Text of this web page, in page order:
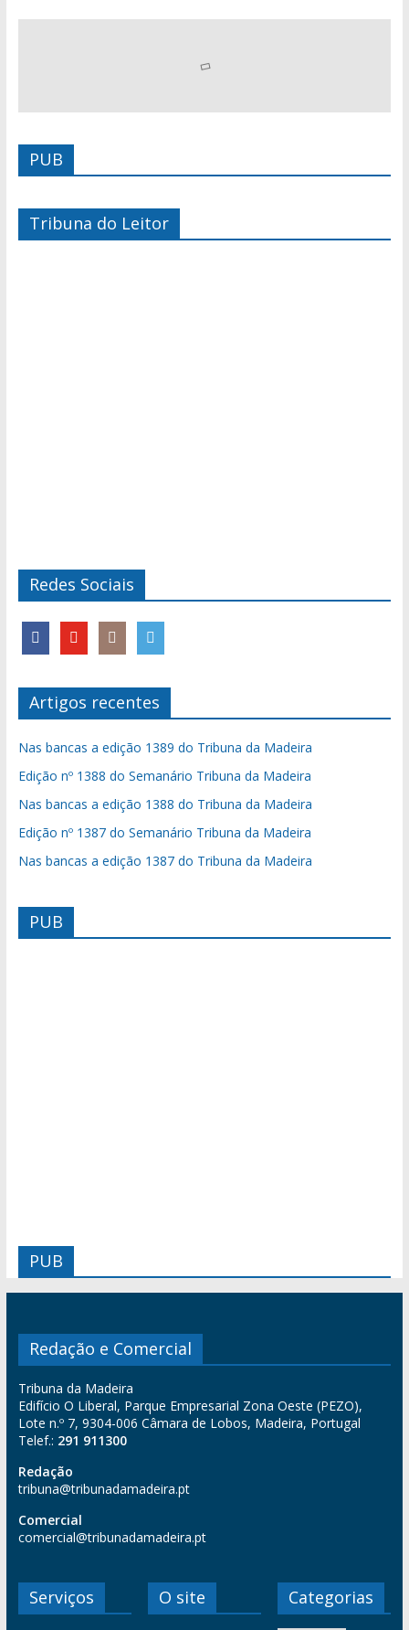
PUB
Tribuna do Leitor
Redes Sociais
Artigos recentes
Nas bancas a edição 1389 do Tribuna da Madeira
Edição nº 1388 do Semanário Tribuna da Madeira
Nas bancas a edição 1388 do Tribuna da Madeira
Edição nº 1387 do Semanário Tribuna da Madeira
Nas bancas a edição 1387 do Tribuna da Madeira
PUB
PUB
Redação e Comercial
Tribuna da Madeira
Edifício O Liberal, Parque Empresarial Zona Oeste (PEZO),
Lote n.º 7, 9304-006 Câmara de Lobos, Madeira, Portugal
Telef.: 291 911300
Redação
tribuna@tribunadamadeira.pt
Comercial
comercial@tribunadamadeira.pt
Serviços O site Categorias